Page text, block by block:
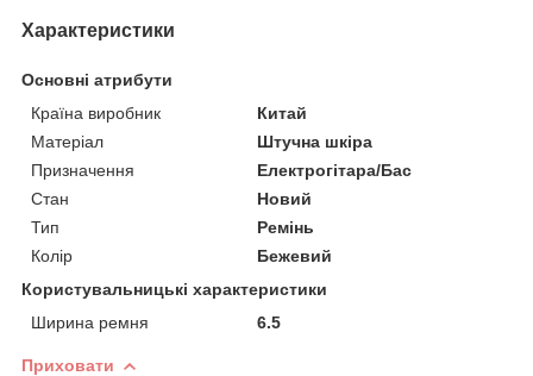
Характеристики
Основні атрибути
Країна виробник
Китай
Матеріал
Штучна шкіра
Призначення
Електрогітара/Бас
Стан
Новий
Тип
Ремінь
Колір
Бежевий
Користувальницькі характеристики
Ширина ремня
6.5
Приховати